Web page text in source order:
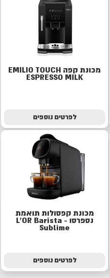
מכונת קפה EMILIO TOUCH
ESPRESSO MILK
לפרטים נוספים
מכונת קפסולות תואמת
נספרסו - L'OR Barista
Sublime
לפרטים נוספים